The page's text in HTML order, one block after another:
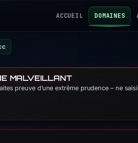
ACCUEIL DOMAINES
MALVEILLANT
preuve d’une extrême prudence – ne